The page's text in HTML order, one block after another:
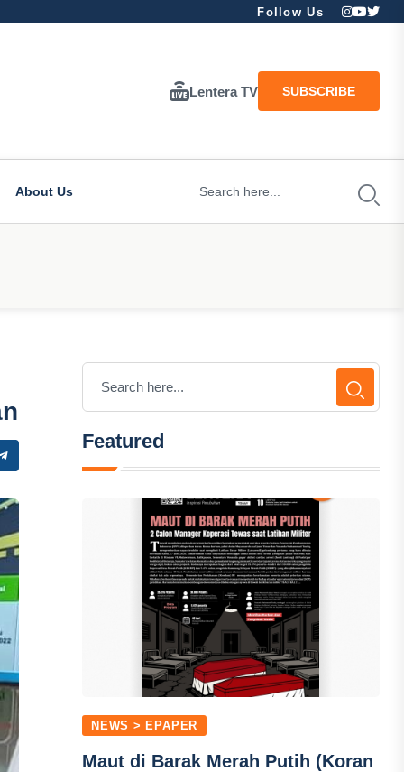
Follow Us
Lentera TV SUBSCRIBE
About Us
Featured
NEWS > EPAPER
Maut di Barak Merah Putih (Koran